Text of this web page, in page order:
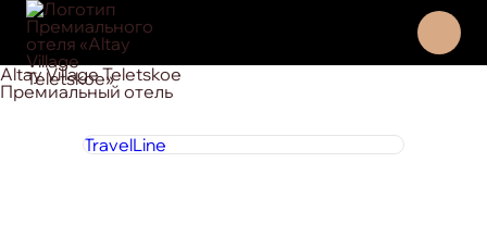
Altay Village Teletskoe
Премиальный отель
TravelLine